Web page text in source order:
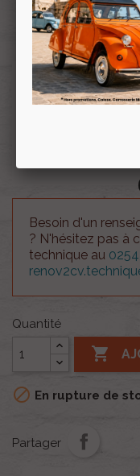
Fin de série -
Jeu de garnitures
Besoin d'un
? N'hésitez pas à
technique au
Quantité

 En rupture de
Partager